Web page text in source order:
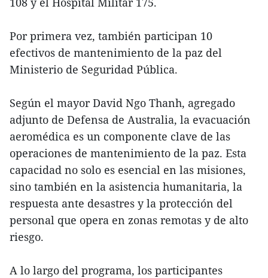
Por primera vez, también participan 10
efectivos de mantenimiento de la paz del
Ministerio de Seguridad Pública.
Según el mayor David Ngo Thanh, agregado
adjunto de Defensa de Australia, la evacuación
aeromédica es un componente clave de las
operaciones de mantenimiento de la paz. Esta
capacidad no solo es esencial en las misiones,
sino también en la asistencia humanitaria, la
respuesta ante desastres y la protección del
personal que opera en zonas remotas y de alto
riesgo.
A lo largo del programa, los participantes